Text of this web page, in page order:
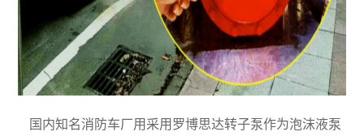
国内知名消防车厂用采用罗博思达转子泵作为泡沫液泵